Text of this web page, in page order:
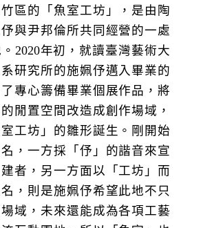
區的「魚室工坊」，是由陶
與尹邦倫所共同經營的一處
2020年初，就讀臺灣藝術大
研究所的施姵伃邁入畢業的
專心籌備畢業個展作品，將
閒置空間改造成創作場域，
工坊」的雛形誕生。剛開始
，一方採「伃」的諧音來宣
者，另一方面以「工坊」而
，則是施姵伃希望此地不只
域，未來還能成為各項工藝